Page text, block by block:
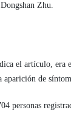
Zhu.
el artículo, era
de
personas